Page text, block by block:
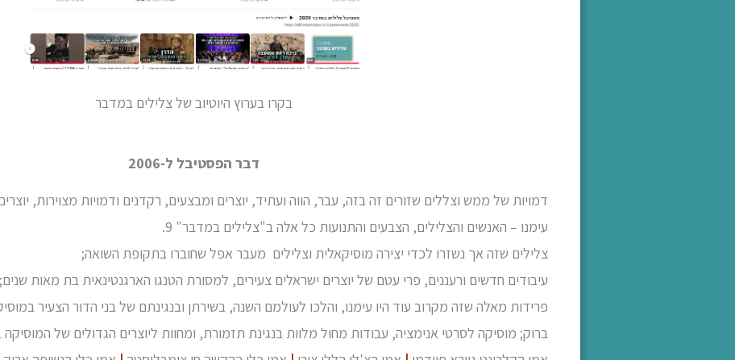
בקרו בערוץ היוטיוב של צלילים במדבר
דבר הפסטיבל ל-2006
דמויות של ממש וצללים שזורים זה בזה, עבר, הווה ועתיד, יוצרים ומבצעים, רקדנים ודמויות מצוירות,
עימנו – האנשים והצלילים, הצבעים והתנועות כל אלה ב"צלילים במדבר" 9.
צלילים שזה אך נשזרו לכדי יצירה מוסיקאלית וצלילים מעבר אפל שחוברו בתקופת השואה;
עיבודים חדשים ורעננים, פרי עטם של יוצרים ישראלים צעירים, למסורת הטנגו הארגנטינאית בת מאות שנים;
פרידות מאלה שזה מקרוב עוד היו עימנו, והלכו לעולמם השנה, בשירתן ובנגינתם של בני הדור הצעיר
ברוק; מוסיקה לסרטי אנימציה, עבודות מחול מלוות בנגינת תזמורת, ומחוות ליוצרים הגדולים של